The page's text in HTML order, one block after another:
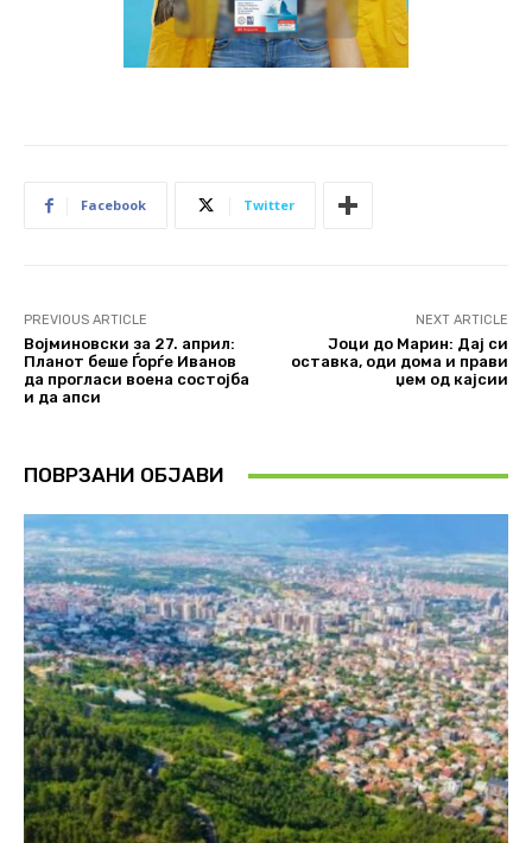
Facebook Twitter
PREVIOUS ARTICLE
Војминовски за 27. април:
Планот беше Ѓорѓе Иванов
да прогласи воена состојба
и да апси
NEXT ARTICLE
Јоци до Марин: Дај си
оставка, оди дома и прави
џем од кајсии
ПОВРЗАНИ ОБЈАВИ